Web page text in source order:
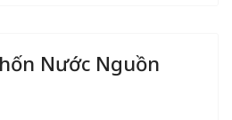
Nước Nguồn